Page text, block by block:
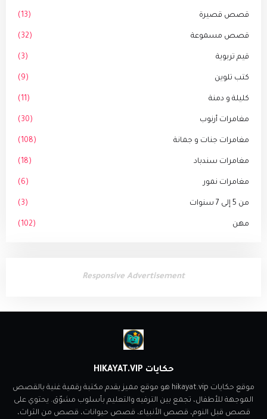
قصص قصيرة (13)
قصص مسموعة (32)
قيم تربوية (3)
كتب تلوين (9)
كليلة و دمنة (11)
مغامرات أرنوب (30)
مغامرات جنات و جمانة (108)
مغامرات سندباد (18)
مغامرات نمور (6)
من 5 إلى 7 سنوات (3)
مهن (102)
Responsive Advertisement
حكايات HIKAYAT.VIP
موقع حكايات hikayat.vip هو موقع مميز يقدم مكتبة رقمية غنية بالقصص
الموجهة للأطفال، تجمع بين الترفيه والتعليم بأسلوب مشوّق. يحتوي على
قصص قبل النوم، قصص الأنبياء، قصص حيوانات، قصص من الثراث،